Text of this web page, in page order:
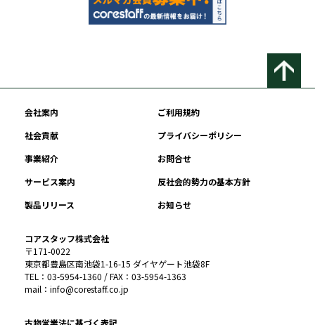
会社案内
ご利用規約
社会貢献
プライバシーポリシー
事業紹介
お問合せ
サービス案内
反社会的勢力の基本方針
製品リリース
お知らせ
コアスタッフ株式会社
〒171-0022
東京都豊島区南池袋1-16-15 ダイヤゲート池袋8F
TEL：03-5954-1360 / FAX：03-5954-1363
mail：info@corestaff.co.jp
古物営業法に基づく表記